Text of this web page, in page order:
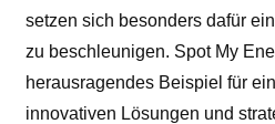
setzen sich besonders dafür
zu beschleunigen. Spot My
herausragendes Beispiel für
innovativen Lösungen und